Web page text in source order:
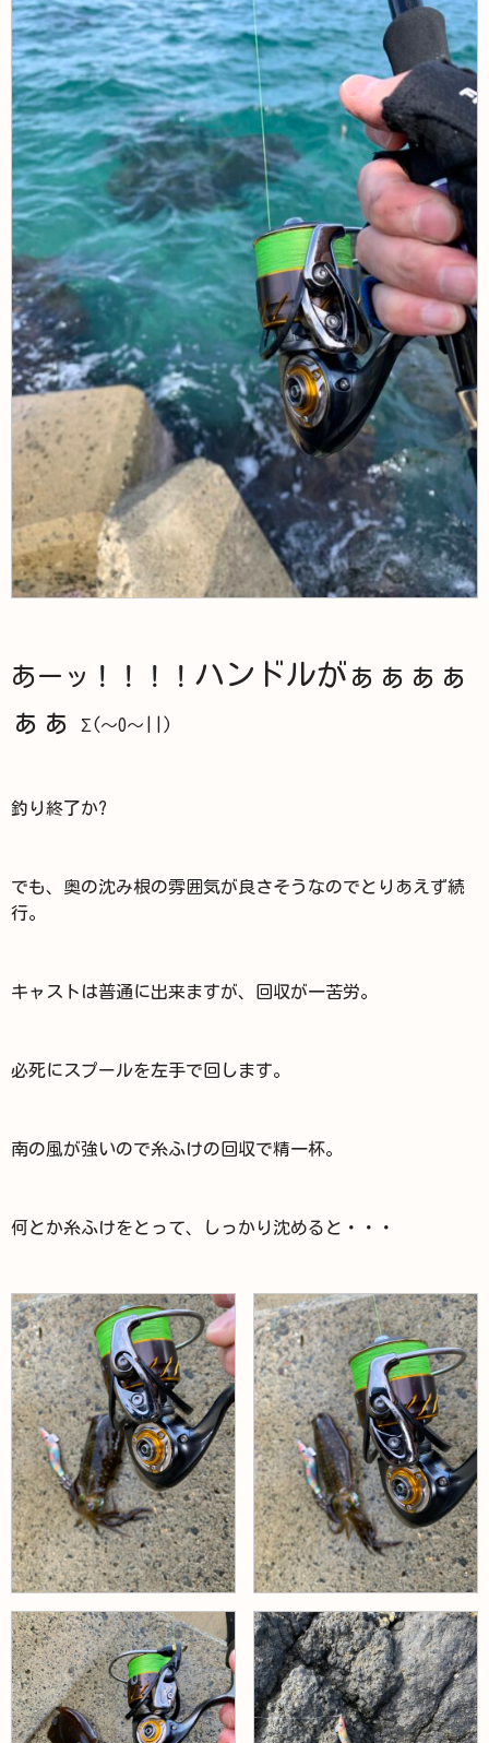
あーッ！！！！ ハンドルがぁぁぁぁ
ぁぁ
Σ(～O～||)
釣り終了か?
でも、奥の沈み根の雰囲気が良さそうなのでとりあえず続
行。
キャストは普通に出来ますが、回収が一苦労。
必死にスプールを左手で回します。
南の風が強いので糸ふけの回収で精一杯。
何とか糸ふけをとって、しっかり沈めると・・・